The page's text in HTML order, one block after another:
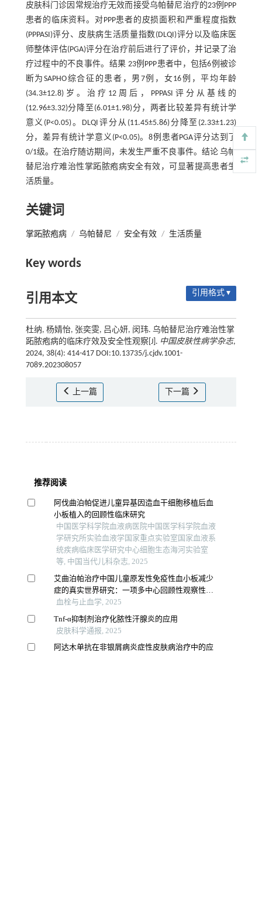
皮肤科门诊因常规治疗无效而接受乌帕替尼治疗的23例PPP
患者的临床资料。对PPP患者的皮损面积和严重程度指数
(PPPASI)评分、皮肤病生活质量指数(DLQI)评分以及临床医
师整体评估(PGA)评分在治疗前后进行了评价，并记录了治
疗过程中的不良事件。结果 23例PPP患者中，包括6例被诊
断为SAPHO综合征的患者，男7例，女16例，平均年龄
(34.3±12.8)岁。治疗12周后，PPPASI评分从基线的
(12.96±3.32)分降至(6.01±1.98)分，两者比较差异有统计学
意义(P<0.05)。DLQI评分从(11.45±5.86)分降至(2.33±1.23)
分，差异有统计学意义(P<0.05)。8例患者PGA评分达到了
0/1级。在治疗随访期间，未发生严重不良事件。结论 乌帕
替尼治疗难治性掌跖脓疱病安全有效，可显著提高患者生
活质量。
关键词
掌跖脓疱病 / 乌帕替尼 / 安全有效 / 生活质量
Key words
引用本文 引用格式 ▾
杜纳, 杨婧怡, 张奕雯, 吕心妍, 闵玮. 乌帕替尼治疗难治性掌
跖脓疱病的临床疗效及安全性观察[J]. 中国皮肤性病学杂志,
2024, 38(4): 414-417 DOI:10.13735/j.cjdv.1001-
7089.202308057
上一篇 下一篇